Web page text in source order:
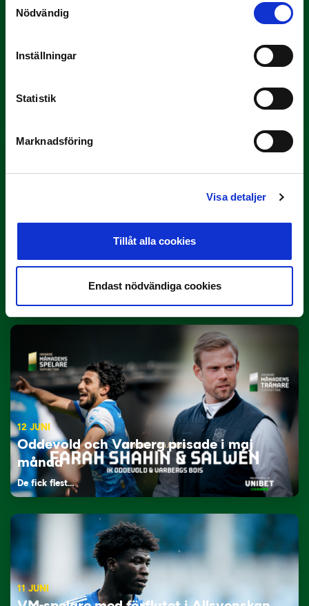
Nödvändig
Inställningar
Statistik
Marknadsföring
Visa detaljer
Tillåt alla cookies
Endast nödvändiga cookies
Här är de…
Lagerlöf tar över i Sandvikens IF
12 JUNI
Oddevold och Varberg prisade i maj
månad
De fick flest…
11 JUNI